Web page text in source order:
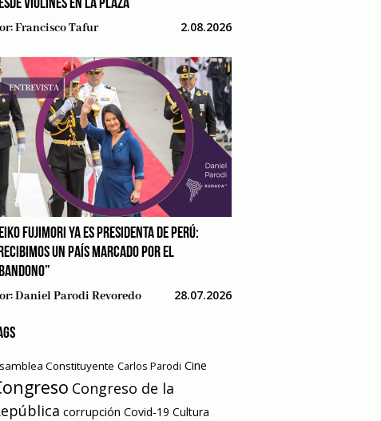
VIOLINES EN LA PLAZA
Francisco Tafur 2.08.2026
FUJIMORI YA ES PRESIDENTA DE PERÚ:
UN PAÍS MARCADO POR EL
Daniel Parodi Revoredo 28.07.2026
Constituyente Carlos Parodi Cine
Congreso de la
corrupción Covid-19 Cultura